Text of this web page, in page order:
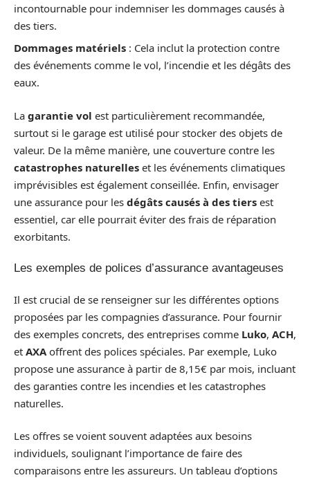
incontournable pour indemniser les dommages causés à
des tiers.
Dommages matériels : Cela inclut la protection contre
des événements comme le vol, l’incendie et les dégâts des
eaux.
La garantie vol est particulièrement recommandée,
surtout si le garage est utilisé pour stocker des objets de
valeur. De la même manière, une couverture contre les
catastrophes naturelles et les événements climatiques
imprévisibles est également conseillée. Enfin, envisager
une assurance pour les dégâts causés à des tiers est
essentiel, car elle pourrait éviter des frais de réparation
exorbitants.
Les exemples de polices d’assurance avantageuses
Il est crucial de se renseigner sur les différentes options
proposées par les compagnies d’assurance. Pour fournir
des exemples concrets, des entreprises comme Luko, ACH,
et AXA offrent des polices spéciales. Par exemple, Luko
propose une assurance à partir de 8,15€ par mois, incluant
des garanties contre les incendies et les catastrophes
naturelles.
Les offres se voient souvent adaptées aux besoins
individuels, soulignant l’importance de faire des
comparaisons entre les assureurs. Un tableau d’options